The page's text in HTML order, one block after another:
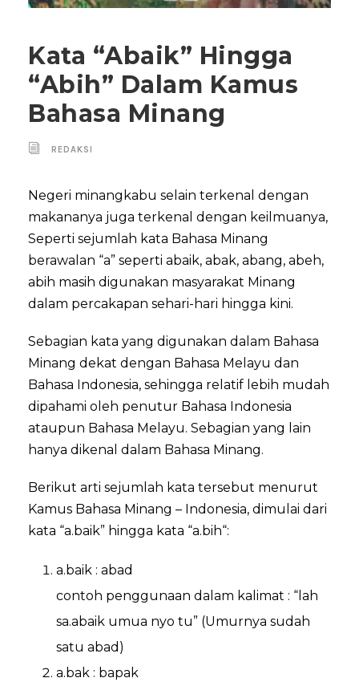
Kata “Abaik” Hingga
“Abih” Dalam Kamus
Bahasa Minang
REDAKSI
Negeri minangkabu selain terkenal dengan
makananya juga terkenal dengan keilmuanya,
Seperti sejumlah kata Bahasa Minang
berawalan “a” seperti abaik, abak, abang, abeh,
abih masih digunakan masyarakat Minang
dalam percakapan sehari-hari hingga kini.
Sebagian kata yang digunakan dalam Bahasa
Minang dekat dengan Bahasa Melayu dan
Bahasa Indonesia, sehingga relatif lebih mudah
dipahami oleh penutur Bahasa Indonesia
ataupun Bahasa Melayu. Sebagian yang lain
hanya dikenal dalam Bahasa Minang.
Berikut arti sejumlah kata tersebut menurut
Kamus Bahasa Minang – Indonesia, dimulai dari
kata “a.baik” hingga kata “a.bih“:
a.baik : abad
contoh penggunaan dalam kalimat : “lah
sa.abaik umua nyo tu” (Umurnya sudah
satu abad)
a.bak : bapak